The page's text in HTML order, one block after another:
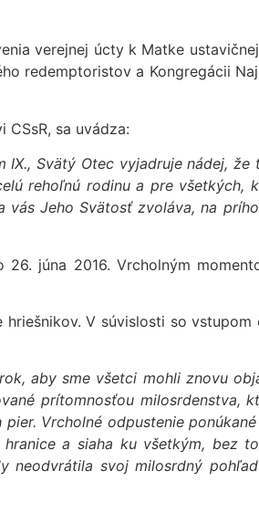
verejnej úcty k Matke
redemptoristov a Kongregácii
sa uvádza:
Svätý Otec vyjadruje nádej,
rehoľnú rodinu a pre všetkých,
Jeho Svätosť zvoláva, na
júna 2016. Vrcholným
V súvislosti so
aby sme všetci mohli znovu
prítomnosťou milosrdenstva,
Vrcholné odpustenie
a siaha ku všetkým, bez
neodvrátila svoj milosrdný